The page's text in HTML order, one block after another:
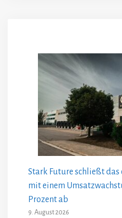
Stark Future schließt
mit einem
Prozent ab
9. August 2026